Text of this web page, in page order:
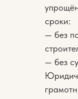
сроки:
— без
— без